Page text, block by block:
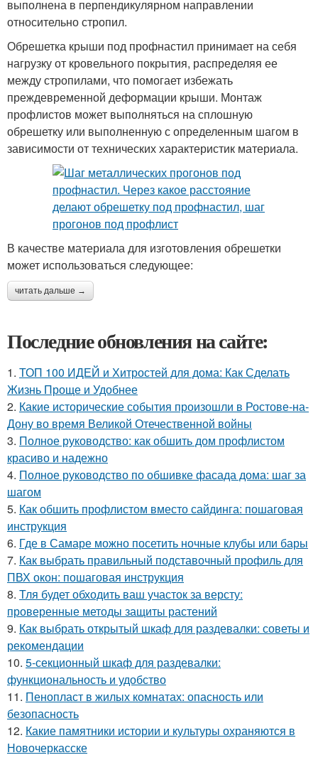
выполнена в перпендикулярном направлении
относительно стропил.
Обрешетка крыши под профнастил принимает на себя
нагрузку от кровельного покрытия, распределяя ее
между стропилами, что помогает избежать
преждевременной деформации крыши. Монтаж
профлистов может выполняться на сплошную
обрешетку или выполненную с определенным шагом в
зависимости от технических характеристик материала.
В качестве материала для изготовления обрешетки
может использоваться следующее:
читать дальше →
Последние обновления на сайте:
1. ТОП 100 ИДЕЙ и Хитростей для дома: Как Сделать
Жизнь Проще и Удобнее
2. Какие исторические события произошли в Ростове-на-
Дону во время Великой Отечественной войны
3. Полное руководство: как обшить дом профлистом
красиво и надежно
4. Полное руководство по обшивке фасада дома: шаг за
шагом
5. Как обшить профлистом вместо сайдинга: пошаговая
инструкция
6. Где в Самаре можно посетить ночные клубы или бары
7. Как выбрать правильный подставочный профиль для
ПВХ окон: пошаговая инструкция
8. Тля будет обходить ваш участок за версту:
проверенные методы защиты растений
9. Как выбрать открытый шкаф для раздевалки: советы и
рекомендации
10. 5-секционный шкаф для раздевалки:
функциональность и удобство
11. Пенопласт в жилых комнатах: опасность или
безопасность
12. Какие памятники истории и культуры охраняются в
Новочеркасске